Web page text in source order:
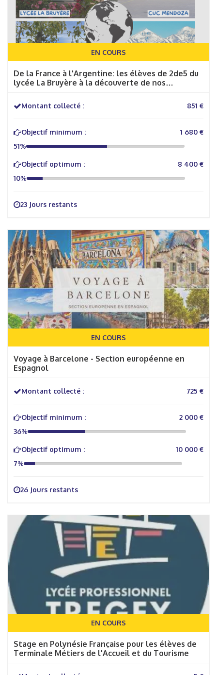
EN COURS
De la France à l'Argentine: les élèves de 2de5 du
lycée La Bruyère à la découverte de nos
Montant collecté : 851 €
Objectif minimum :
1 680 €
51%
Objectif optimum :
8 400 €
10%
23 Jours restants
EN COURS
Voyage à Barcelone - Section européenne en
Espagnol
Montant collecté : 725 €
Objectif minimum :
2 000 €
36%
Objectif optimum :
10 000 €
7%
26 Jours restants
EN COURS
Stage en Polynésie Française pour les élèves de
Terminale Métiers de l'Accueil et du Tourisme